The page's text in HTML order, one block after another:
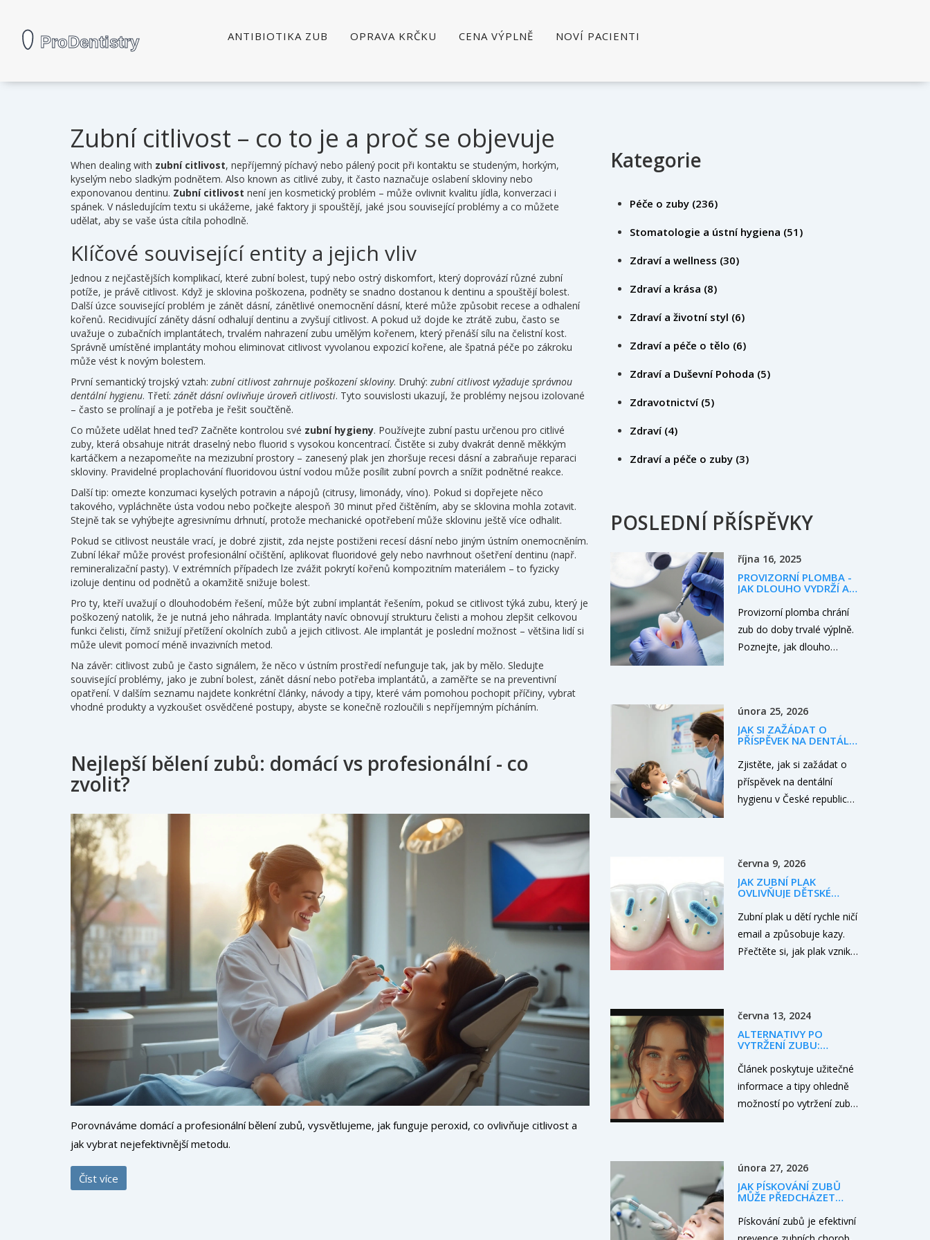
ANTIBIOTIKA ZUB OPRAVA KRČKU CENA VÝPLNĚ NOVÍ PACIENTI
Zubní citlivost – co to je a proč se objevuje
When dealing with zubní citlivost, nepříjemný píchavý nebo pálený pocit při kontaktu se studeným, horkým,
kyselým nebo sladkým podnětem. Also known as citlivé zuby, it často naznačuje oslabení skloviny nebo
exponovanou dentinu. Zubní citlivost není jen kosmetický problém – může ovlivnit kvalitu jídla, konverzaci i
spánek. V následujícím textu si ukážeme, jaké faktory ji spouštějí, jaké jsou související problémy a co můžete
udělat, aby se vaše ústa cítila pohodlně.
Klíčové související entity a jejich vliv
Jednou z nejčastějších komplikací, které zubní bolest,tupý nebo ostrý diskomfort, který doprovází různé zubní
potíže, je právě citlivost. Když je sklovina poškozena, podněty se snadno dostanou k dentinu a spouštějí bolest.
Další úzce související problém je zánět dásní, zánětlivé onemocnění dásní, které může způsobit recese a odhalení
kořenů. Recidivující záněty dásní odhalují dentinu a zvyšují citlivost. A pokud už dojde ke ztrátě zubu, často se
uvažuje o zubačních implantátech,trvalém nahrazení zubu umělým kořenem, který přenáší sílu na čelistní kost.
Správně umístěné implantáty mohou eliminovat citlivost vyvolanou expozicí kořene, ale špatná péče po zákroku
může vést k novým bolestem.
První semantický trojský vztah:zubní citlivost zahrnuje poškození skloviny. Druhý:zubní citlivost vyžaduje správnou
dentální hygienu. Třetí:zánět dásní ovlivňuje úroveň citlivosti. Tyto souvislosti ukazují, že problémy nejsou izolované
– často se prolínají a je potřeba je řešit součtěně.
Co můžete udělat hned teď? Začněte kontrolou své zubní hygieny. Používejte zubní pastu určenou pro citlivé
zuby, která obsahuje nitrát draselný nebo fluorid s vysokou koncentrací. Čistěte si zuby dvakrát denně měkkým
kartáčkem a nezapomeňte na mezizubní prostory – zanesený plak jen zhoršuje recesi dásní a zabraňuje reparaci
skloviny. Pravidelné proplachování fluoridovou ústní vodou může posílit zubní povrch a snížit podnětné reakce.
Další tip: omezte konzumaci kyselých potravin a nápojů (citrusy, limonády, víno). Pokud si dopřejete něco
takového, vypláchněte ústa vodou nebo počkejte alespoň 30 minut před čištěním, aby se sklovina mohla zotavit.
Stejně tak se vyhýbejte agresivnímu drhnutí, protože mechanické opotřebení může sklovinu ještě více odhalit.
Pokud se citlivost neustále vrací, je dobré zjistit, zda nejste postiženi recesí dásní nebo jiným ústním onemocněním.
Zubní lékař může provést profesionální očištění, aplikovat fluoridové gely nebo navrhnout ošetření dentinu (např.
remineralizační pasty). V extrémních případech lze zvážit pokrytí kořenů kompozitním materiálem – to fyzicky
izoluje dentinu od podnětů a okamžitě snižuje bolest.
Pro ty, kteří uvažují o dlouhodobém řešení, může být zubní implantát řešením, pokud se citlivost týká zubu, který je
poškozený natolik, že je nutná jeho náhrada. Implantáty navíc obnovují strukturu čelisti a mohou zlepšit celkovou
funkci čelisti, čímž snižují přetížení okolních zubů a jejich citlivost. Ale implantát je poslední možnost – většina lidí si
může ulevit pomocí méně invazivních metod.
Na závěr: citlivost zubů je často signálem, že něco v ústním prostředí nefunguje tak, jak by mělo. Sledujte
související problémy, jako je zubní bolest, zánět dásní nebo potřeba implantátů, a zaměřte se na preventivní
opatření. V dalším seznamu najdete konkrétní články, návody a tipy, které vám pomohou pochopit příčiny, vybrat
vhodné produkty a vyzkoušet osvědčené postupy, abyste se konečně rozloučili s nepříjemným pícháním.
Nejlepší bělení zubů: domácí vs profesionální - co
zvolit?
Porovnáváme domácí a profesionální bělení zubů, vysvětlujeme, jak funguje peroxid, co ovlivňuje citlivost a
jak vybrat nejefektivnější metodu.
Číst více
Kategorie
Péče o zuby (236)
Stomatologie a ústní hygiena (51)
Zdraví a wellness (30)
Zdraví a krása (8)
Zdraví a životní styl (6)
Zdraví a péče o tělo (6)
Zdraví a Duševní Pohoda (5)
Zdravotnictví (5)
Zdraví (4)
Zdraví a péče o zuby (3)
POSLEDNÍ PŘÍSPĚVKY
října 16, 2025
PROVIZORNÍ PLOMBA -
JAK DLOUHO VYDRŽÍ A
Provizorní plomba chrání
zub do doby trvalé výplně.
Poznejte, jak dlouho
února 25, 2026
JAK SI ZAŽÁDAT O
PŘÍSPĚVEK NA DENTÁLNÍ
REPUBLICE 2026
Zjistěte, jak si zažádat o
příspěvek na dentální
hygienu v České republice
června 9, 2026
JAK ZUBNÍ PLAK
OVLIVŇUJE DĚTSKÉ
A PREVENCE
Zubní plak u dětí rychle ničí
email a způsobuje kazy.
Přečtěte si, jak plak vzniká,
června 13, 2024
ALTERNATIVY PO
VYTRŽENÍ ZUBU:
Článek poskytuje užitečné
informace a tipy ohledně
možností po vytržení zubu.
a protézy. Navíc se dotkne
i provizorních řešení a
zákroku. Cílem je
února 27, 2026
JAK PÍSKOVÁNÍ ZUBŮ
MŮŽE PŘEDCHÁZET
VŠE, CO POTŘEBUJETE
Pískování zubů je efektivní